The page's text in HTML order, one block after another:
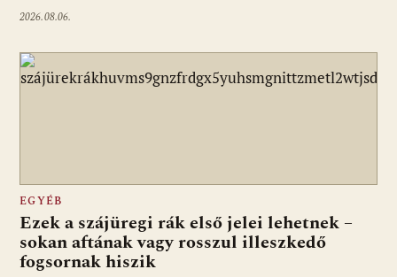
2026.08.06.
EGYÉB
Ezek a szájüregi rák első jelei lehetnek –
sokan aftának vagy rosszul illeszkedő
fogsornak hiszik